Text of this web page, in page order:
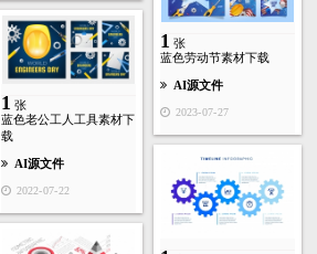
1 张
蓝色劳动节素材下载
AI源文件
2023-07-27
1 张
蓝色老公工人工具素材下
载
AI源文件
2022-07-22